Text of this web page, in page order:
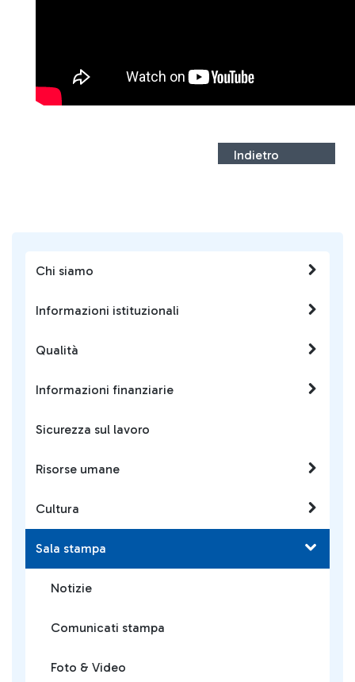
Chi siamo
Informazioni istituzionali
Qualità
Informazioni finanziarie
Sicurezza sul lavoro
Risorse umane
Cultura
Sala stampa
Notizie
Comunicati stampa
Foto & Video
Indietro